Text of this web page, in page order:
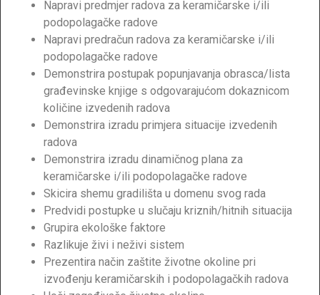
Napravi predmjer radova za keramičarske i/ili
podopolagačke radove
Napravi predračun radova za keramičarske i/ili
podopolagačke radove
Demonstrira postupak popunjavanja obrasca/lista
građevinske knjige s odgovarajućom dokaznicom
količine izvedenih radova
Demonstrira izradu primjera situacije izvedenih
radova
Demonstrira izradu dinamičnog plana za
keramičarske i/ili podopolagačke radove
Skicira shemu gradilišta u domenu svog rada
Predvidi postupke u slučaju kriznih/hitnih situacija
Grupira ekološke faktore
Razlikuje živi i neživi sistem
Prezentira način zaštite životne okoline pri
izvođenju keramičarskih i podopolagačkih radova